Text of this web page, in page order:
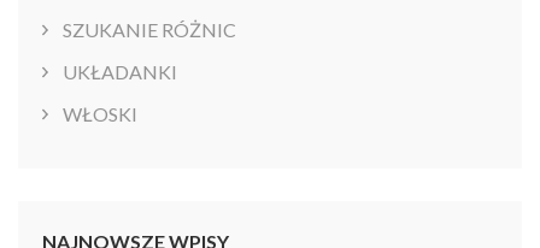
SZUKANIE RÓŻNIC
UKŁADANKI
WŁOSKI
NAJNOWSZE WPISY